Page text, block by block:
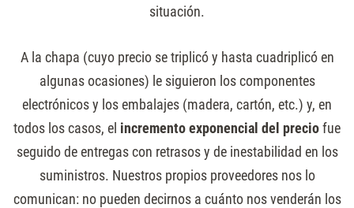
situación.
A la chapa (cuyo precio se triplicó y hasta cuadriplicó en
algunas ocasiones) le siguieron los componentes
electrónicos y los embalajes (madera, cartón, etc.) y, en
todos los casos, el incrementoexponencial del preciofue
seguido de entregas con retrasos y de inestabilidad en los
suministros. Nuestros propios proveedores nos lo
comunican: no pueden decirnos a cuánto nos venderán los